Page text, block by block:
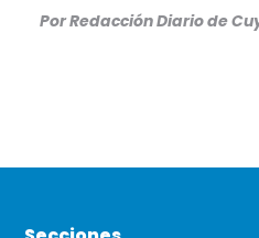
PorRedacción Diario de